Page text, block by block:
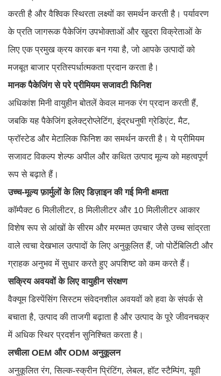
करती है और वैश्विक स्थिरता लक्ष्यों का समर्थन करती है। पर्यावरण
के प्रति जागरूक पैकेजिंग उपभोक्ताओं और खुदरा विक्रेताओं के
लिए एक प्रमुख क्रय कारक बन गया है, जो आपके उत्पादों को
मजबूत बाजार प्रतिस्पर्धात्मकता प्रदान करता है।
मानक पैकेजिंग से परे प्रीमियम सजावटी फिनिश
अधिकांश मिनी वायुहीन बोतलें केवल मानक रंग प्रदान करती हैं,
जबकि यह पैकेजिंग इलेक्ट्रोप्लेटिंग, इंद्रधनुषी ग्रेडिएंट, मैट,
फ्रॉस्टेड और मेटालिक फिनिश का समर्थन करती है। ये प्रीमियम
सजावट विकल्प शेल्फ अपील और कथित उत्पाद मूल्य को महत्वपूर्ण
रूप से बढ़ाते हैं।
उच्च-मूल्य फ़ार्मुलों के लिए डिज़ाइन की गई मिनी क्षमता
कॉम्पैक्ट 6 मिलीलीटर, 8 मिलीलीटर और 10 मिलीलीटर आकार
विशेष रूप से आंखों के सीरम और मरम्मत उपचार जैसे उच्च सांद्रता
वाले त्वचा देखभाल उत्पादों के लिए अनुकूलित हैं, जो पोर्टेबिलिटी और
ग्राहक अनुभव में सुधार करते हुए अपशिष्ट को कम करते हैं।
सक्रिय अवयवों के लिए वायुहीन संरक्षण
वैक्यूम डिस्पेंसिंग सिस्टम संवेदनशील अवयवों को हवा के संपर्क से
बचाता है, उत्पाद की ताजगी बढ़ाता है और उत्पाद के पूरे जीवनचक्र
में अधिक स्थिर प्रदर्शन सुनिश्चित करता है।
लचीला OEM और ODM अनुकूलन
अनुकूलित रंग, सिल्क-स्क्रीन प्रिंटिंग, लेबल, हॉट स्टैम्पिंग, यूवी